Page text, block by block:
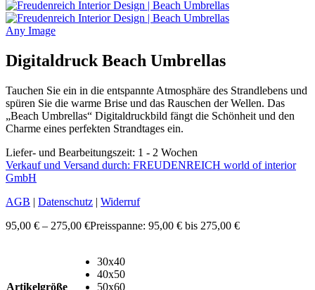
Any Image
Digitaldruck Beach Umbrellas
Tauchen Sie ein in die entspannte Atmosphäre des Strandlebens und
spüren Sie die warme Brise und das Rauschen der Wellen. Das
„Beach Umbrellas“ Digitaldruckbild fängt die Schönheit und den
Charme eines perfekten Strandtages ein.
Liefer- und Bearbeitungszeit: 1 - 2 Wochen
Verkauf und Versand durch: FREUDENREICH world of interior
GmbH
AGB | Datenschutz | Widerruf
95,00 € – 275,00 €Preisspanne: 95,00 € bis 275,00 €
Artikelgröße
30x40
40x50
50x60